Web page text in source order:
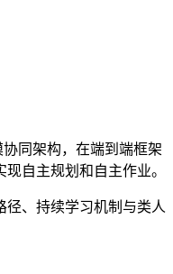
同架构，在端到端框架
自主规划和自主作业。
径、持续学习机制与类人